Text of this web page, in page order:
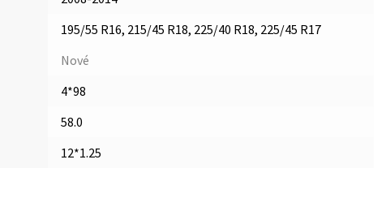
195/55 R16, 215/45 R18, 225/40 R18, 225/45 R17
Nové
4*98
58.0
12*1.25